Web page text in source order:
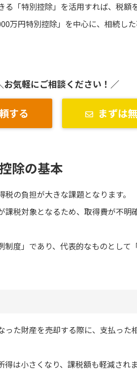
「特別控除」を活用すれば、税額
万円特別控除」を中心に、相続し
お気軽にご相談ください！／
する まずは
除の基本
の負担が大きな課題となります。
税対象となるため、取得費が不明
度」であり、代表的なものとして
た財産を売却する際に、支払った
は小さくなり、課税額も軽減されま